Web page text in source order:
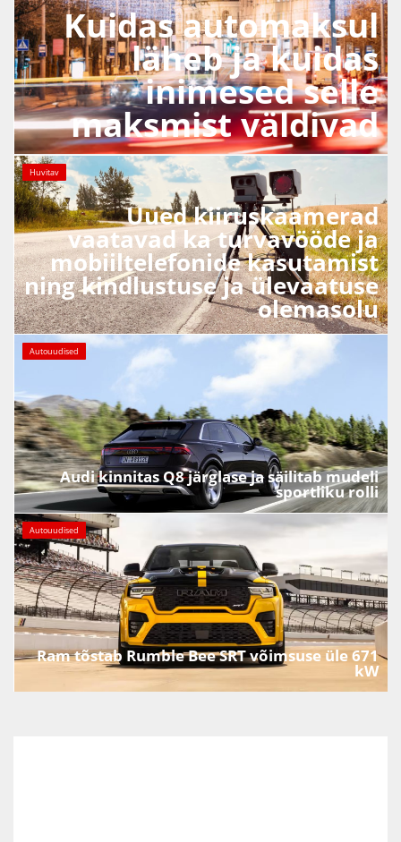
Kuidas automaksul
läheb ja kuidas
inimesed selle
maksmist väldivad
Huvitav
Uued kiiruskaamerad
vaatavad ka turvavööde ja
mobiiltelefonide kasutamist
ning kindlustuse ja ülevaatuse
olemasolu
Autouudised
Audi kinnitas Q8 järglase ja säilitab mudeli
sportliku rolli
Autouudised
Ram tõstab Rumble Bee SRT võimsuse üle 671
kW